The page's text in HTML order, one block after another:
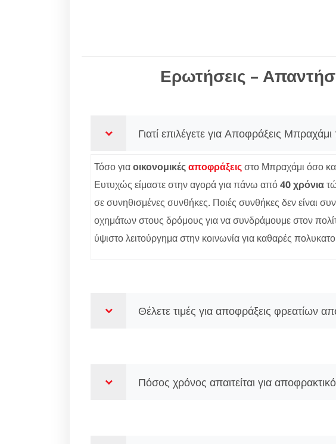
Ερωτήσεις –
Γιατί επιλέγετε για Αποφράξεις
Τόσο γιαοικονομικέςαποφράξειςστο Μπραχάμι όσο
Ευτυχώς είμαστε στην αγορά για πάνω από40 χρόνια
σε συνηθισμένες συνθήκες. Ποιές συνθήκες δεν είναι
οχημάτων στους δρόμους για να συνδράμουμε στον
ύψιστο λειτούργημα στην κοινωνία για καθαρές
Θέλετε τιμές για αποφράξεις φρεατίων
Πόσος χρόνος απαιτείται για